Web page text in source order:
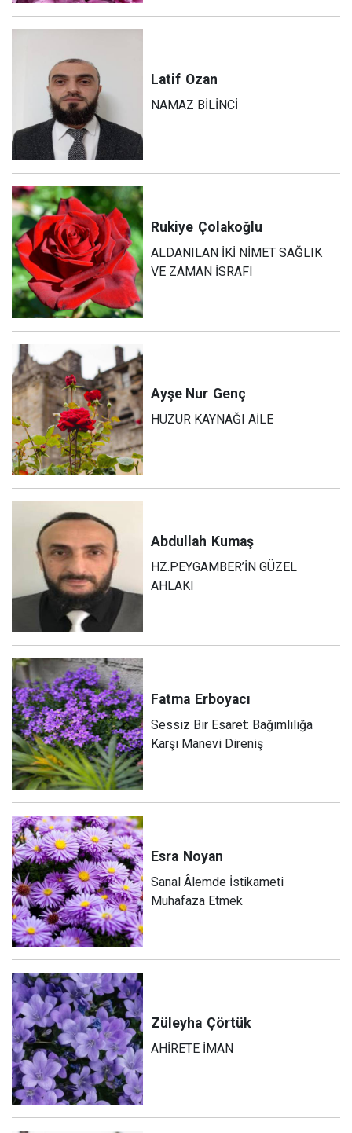
Latif Ozan
NAMAZ BİLİNCİ
Rukiye Çolakoğlu
ALDANILAN İKİ NİMET SAĞLIK
VE ZAMAN İSRAFI
Ayşe Nur Genç
HUZUR KAYNAĞI AİLE
Abdullah Kumaş
HZ.PEYGAMBER’İN GÜZEL
AHLAKI
Fatma Erboyacı
Sessiz Bir Esaret: Bağımlılığa
Karşı Manevi Direniş
Esra Noyan
Sanal Âlemde İstikameti
Muhafaza Etmek
Züleyha Çörtük
AHİRETE İMAN